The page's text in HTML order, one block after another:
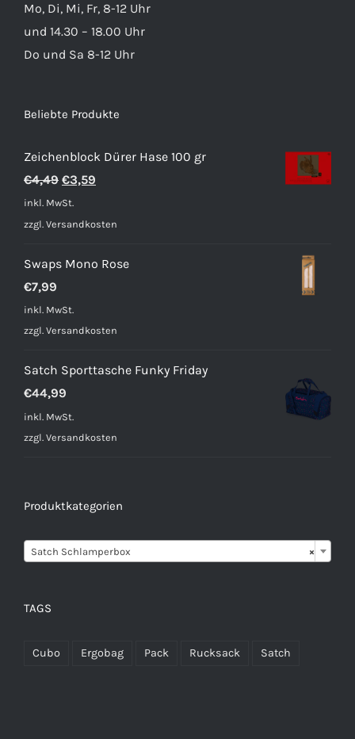
Mo, Di, Mi, Fr, 8-12 Uhr
und 14.30 – 18.00 Uhr
Do und Sa 8-12 Uhr
Beliebte Produkte
Zeichenblock Dürer Hase 100 gr
€4,49 Ursprünglicher
Preis
war:
€3,59
ist:
inkl. MwSt.
zzgl. Versandkosten
Swaps Mono Rose
€7,99
inkl. MwSt.
zzgl. Versandkosten
Satch Sporttasche Funky Friday
€44,99
inkl. MwSt.
zzgl. Versandkosten
Produktkategorien
×
Satch Schlamperbox
TAGS
Cubo Ergobag Pack Rucksack Satch